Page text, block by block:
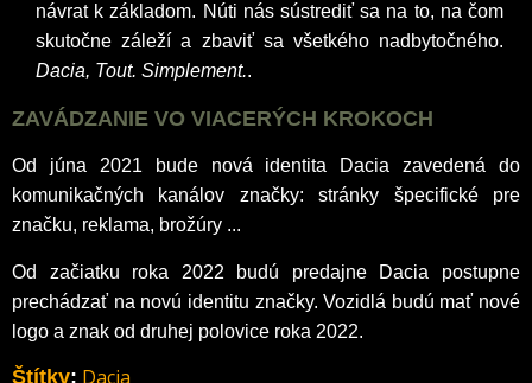
návrat k základom. Núti nás sústrediť sa na to, na čom
skutočne záleží a zbaviť sa všetkého nadbytočného.
Dacia, Tout. Simplement..
ZAVÁDZANIE VO VIACERÝCH KROKOCH
Od júna 2021 bude nová identita Dacia zavedená do
komunikačných kanálov značky: stránky špecifické pre
značku, reklama, brožúry ...
Od začiatku roka 2022 budú predajne Dacia postupne
prechádzať na novú identitu značky. Vozidlá budú mať nové
logo a znak od druhej polovice roka 2022.
Štítky: Dacia